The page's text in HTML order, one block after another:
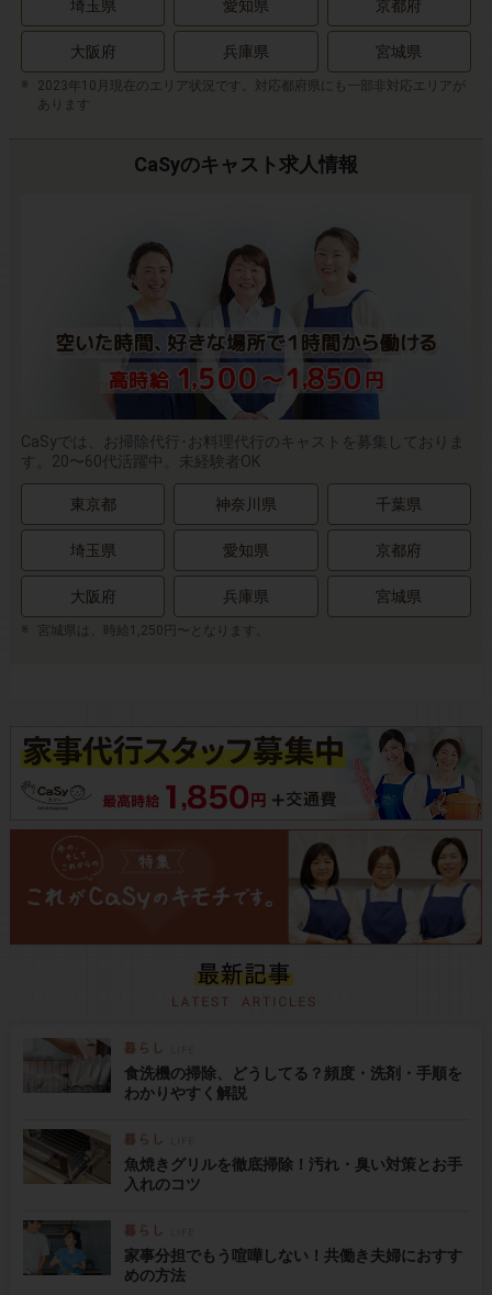
埼玉県 愛知県 京都府
大阪府 兵庫県 宮城県
2023年10月現在のエリア状況です。対応都府県にも一部非対応エリアが
あります
CaSyのキャスト求人情報
CaSyでは、お掃除代行･お料理代行のキャストを募集しておりま
す。20〜60代活躍中。未経験者OK
東京都 神奈川県 千葉県
埼玉県 愛知県 京都府
大阪府 兵庫県 宮城県
宮城県は、時給1,250円〜となります。
食洗機の掃除、どうしてる？頻度・洗剤・手順を
わかりやすく解説
魚焼きグリルを徹底掃除！汚れ・臭い対策とお手
入れのコツ
家事分担でもう喧嘩しない！共働き夫婦におすす
めの方法